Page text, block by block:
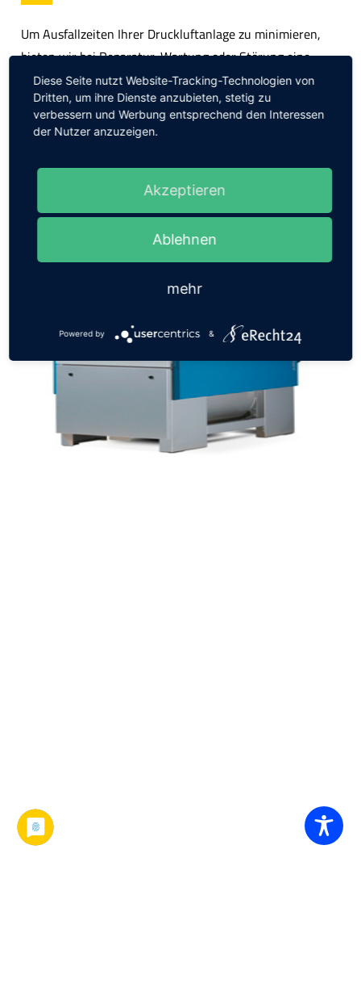
Um Ausfallzeiten Ihrer Druckluftanlage zu minimieren,
bieten wir bei Reparatur, Wartung oder Störung eine
Druckluft-Noteinspeisung an.
Speziell für den medizinischen Bereich ausgelegte
höchstmöglicher Druckluftqualität. Nur diese garantieren
den hygienisch einwandfreien und anwendungsgerechten
Einsatz neuester Behandlungsmethoden und
fortschrittlicher Materialien.
Diese Seite nutzt Website-Tracking-Technologien von
Dritten, um ihre Dienste anzubieten, stetig zu
verbessern und Werbung entsprechend den Interessen
der Nutzer anzuzeigen.
Akzeptieren
Ablehnen
mehr
Powered by &